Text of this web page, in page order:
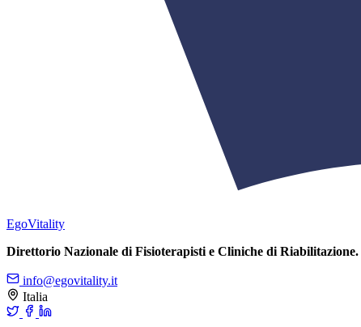
EgoVitality
Direttorio Nazionale di Fisioterapisti e Cliniche di Riabilitazione.
info@egovitality.it
Italia